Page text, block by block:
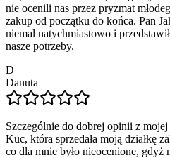
nie ocenili nas przez pryzmat
zakup od początku do końca. Pan
niemal natychmiastowo i
nasze potrzeby.
D
Danuta
Szczególnie do dobrej opinii z
Kuc, która sprzedała moją działkę
co dla mnie było nieocenione, gdyż